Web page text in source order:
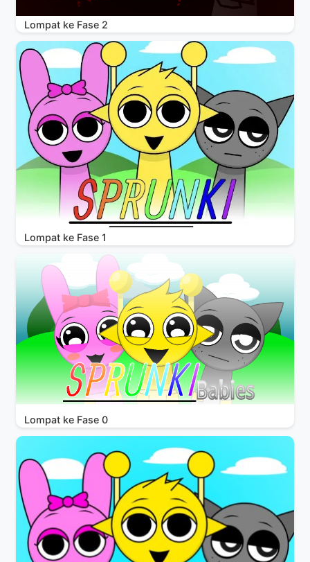
Lompat ke Fase 2
Lompat ke Fase 1
Lompat ke Fase 0